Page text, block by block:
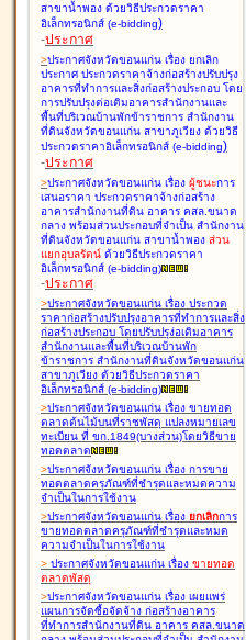
สาขาน้ำพอง ด้วยวิธีประกวดราคา
อิเล็กทรอนิกส์ (e-bidding)
-ประกาศ
>ประกาศจังหวัดขอนแก่น เรื่อง ยกเลิก
ประกาศ ประกวดราคาจ้างก่อสร้างปรับปรุง
อาคารที่ทำการและสิ่งก่อสร้างประกอบ โดย
การปรับปรุงต่อเติมอาคารสำนักงานและ
พื้นที่บริเวณบ้านพักข้าราชการ สำนักงาน
ที่ดินจังหวัดขอนแก่น สาขาภูเวียง ด้วยวิธี
ประกวดราคาอิเล็กทรอนิกส์ (e-bidding)
-ประกาศ
>ประกาศจังหวัดขอนแก่น เรื่อง ผู้ชนะการ
เสนอราคา ประกวดราคาจ้างก่อสร้าง
อาคารสำนักงานที่ดิน อาคาร คสล.ขนาด
กลาง พร้อมส่วนประกอบที่จำเป็น สำนักงาน
ที่ดินจังหวัดขอนแก่น สาขาน้ำพอง ส่วน
แยกอุบลรัตน์ ด้วยวิธีประกวดราคา
อิเล็กทรอนิกส์ (e-bidding)
-ประกาศ
>ประกาศจังหวัดขอนแก่น เรื่อง ประกวด
ราคาก่อสร้างปรับปรุงอาคารที่ทำการและสิ่ง
ก่อสร้างประกอบ โดยปรับปรุง่อเติมอาคาร
สำนักงานและพื้นที่บริเวณบ้านพัก
ข้าราชการ สำนักงานที่ดินจังหวัดขอนแก่น
สาขาภูเวียง ด้วยวิธีประกวดราคา
อิเล็กทรอนิกส์ (e-bidding)
>ประกาศจังหวัดขอนแก่น เรื่อง ขายทอด
ตลาดต้นไม้บนที่ราชพัสดุ แปลงหมายเลข
ทะเบียน ที่ ขก.1849(บางส่วน)โดยวิธีขาย
ทอดตลาด
>ประกาศจังหวัดขอนแก่น เรื่อง การขาย
ทอดตลาดครุภัณฑ์ที่ชำรุดและหมดความ
จำเป็นในการใช้งาน
>ประกาศจังหวัดขอนแก่น เรื่อง ยกเลิกการ
ขายทอดตลาดครุภัณฑ์ที่ชำรุดและหมด
ความจำเป็นในการใช้งาน
> ประกาศจังหวัดขอนแก่น เรื่อง ขายทอด
ตลาดพัสดุ
>ประกาศจังหวัดขอนแก่น เรื่อง เผยแพร่
แผนการจัดซื้อจัดจ้าง ก่อสร้างอาคาร
ที่ทำการสำนักงานที่ดิน อาคาร คสล.ขนาด